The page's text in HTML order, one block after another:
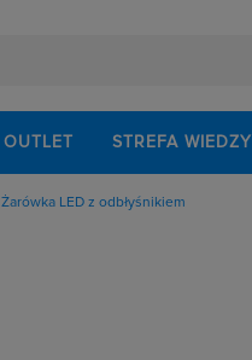
OUTLET STREFA WIEDZY
Żarówka LED z odbłyśnikiem